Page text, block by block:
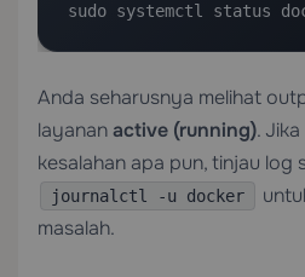
sudo systemctl status
Anda seharusnya melihat
layananactive (running).
kesalahan apa pun, tinjau log
journalctl -u docker
masalah.